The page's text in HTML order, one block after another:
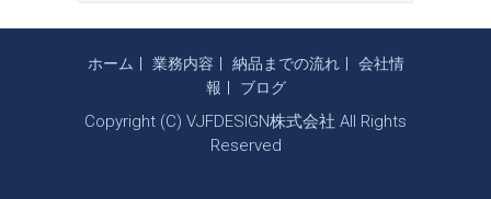
ホーム 業務内容 納品までの流れ
会社情
報
ブログ
Copyright (C) VJFDESIGN株式会社 All Rights
Reserved